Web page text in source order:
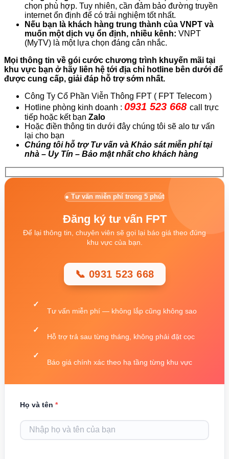
chọn phù hợp. Tuy nhiên, cần đảm bảo đường truyền
internet ổn định để có trải nghiệm tốt nhất.
Nếu bạn là khách hàng trung thành của VNPT và
muốn một dịch vụ ổn định, nhiều kênh: VNPT
(MyTV) là một lựa chọn đáng cân nhắc.
Mọi thông tin về gói cước chương trình khuyến mãi tại
khu vực bạn ở hãy liên hệ tới địa chỉ hotline bên dưới để
được cung cấp, giải đáp hỗ trợ sớm nhất.
Công Ty Cổ Phần Viễn Thông FPT ( FPT Telecom )
Hotline phòng kinh doanh : 0931 523 668 call trực
tiếp hoặc kết bạn Zalo
Hoặc điền thông tin dưới đây chúng tôi sẽ alo tư vấn
lại cho bạn
Chúng tôi hỗ trợ Tư vấn và Khảo sát miễn phí tại
nhà – Uy Tín – Bảo mật nhất cho khách hàng
● Tư vấn miễn phí trong 5 phút
Đăng ký tư vấn FPT
Để lại thông tin, chuyên viên sẽ gọi lại báo giá theo đúng
khu vực của bạn.
📞 0931 523 668
Tư vấn miễn phí — không lắp cũng không sao
Hỗ trợ trả sau từng tháng, không phải đặt cọc
Báo giá chính xác theo hạ tầng từng khu vực
Họ và tên *